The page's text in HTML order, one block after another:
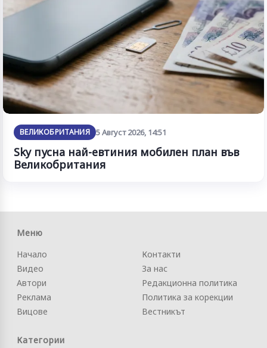
ВЕЛИКОБРИТАНИЯ 5 Август 2026, 14:51
Sky пусна най-евтиния мобилен план във
Великобритания
Меню
Начало
Видео
Автори
Реклама
Вицове
Контакти
За нас
Редакционна политика
Политика за корекции
Вестникът
Категории